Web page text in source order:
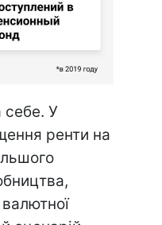
себе. У
ренти на